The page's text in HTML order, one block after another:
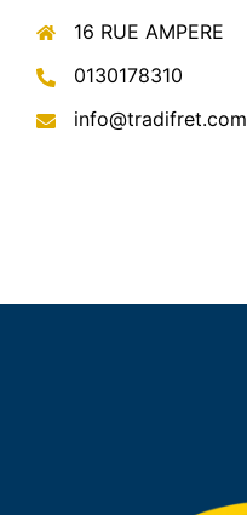
16 RUE AMPERE
0130178310
info@tradifret.com